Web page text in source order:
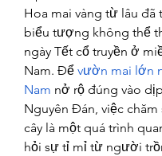
Hoa mai vàng từ lâu đã
biểu tượng không thể
ngày Tết cổ truyền ở
Nam. Để vườn mai lớn
Nam nở rộ đúng vào
Nguyên Đán, việc chăm
cây là một quá trình
hỏi sự tỉ mỉ từ người